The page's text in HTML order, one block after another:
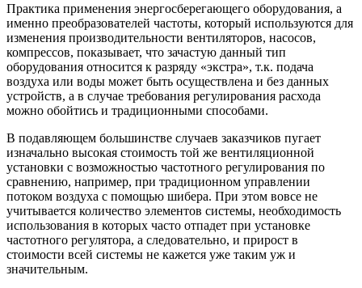
Практика применения энергосберегающего оборудования, а
именно преобразователей частоты, который используются для
изменения производительности вентиляторов, насосов,
компрессов, показывает, что зачастую данный тип
оборудования относится к разряду «экстра», т.к. подача
воздуха или воды может быть осуществлена и без данных
устройств, а в случае требования регулирования расхода
можно обойтись и традиционными способами.
В подавляющем большинстве случаев заказчиков пугает
изначально высокая стоимость той же вентиляционной
установки с возможностью частотного регулирования по
сравнению, например, при традиционном управлении
потоком воздуха с помощью шибера. При этом вовсе не
учитывается количество элементов системы, необходимость
использования в которых часто отпадет при установке
частотного регулятора, а следовательно, и прирост в
стоимости всей системы не кажется уже таким уж и
значительным.